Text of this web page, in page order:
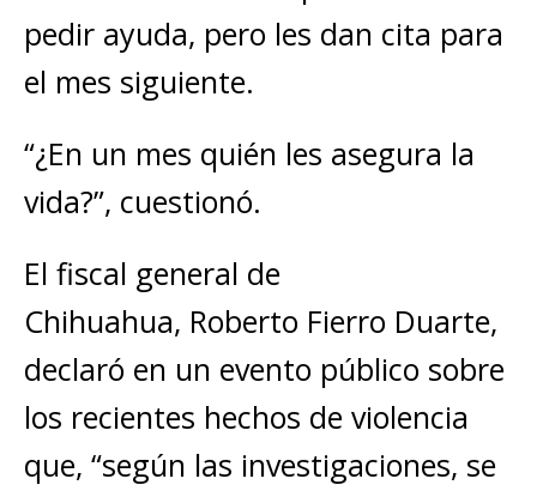
pedir ayuda, pero les dan cita para
el mes siguiente.
“¿En un mes quién les asegura la
vida?”, cuestionó.
El fiscal general de
Chihuahua, Roberto Fierro Duarte,
declaró en un evento público sobre
los recientes hechos de violencia
que, “según las investigaciones, se